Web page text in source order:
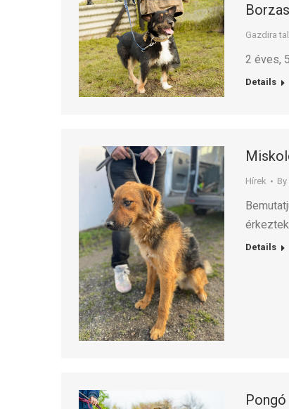
Borzas
Gazdira
2 éves,
Details
Hírek By
Details
Pongó